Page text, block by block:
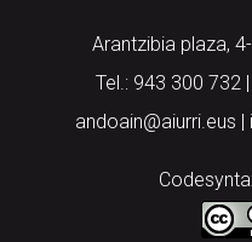
Arantzibia plaza,
Tel.: 943 300 732
andoain@aiurri.eus